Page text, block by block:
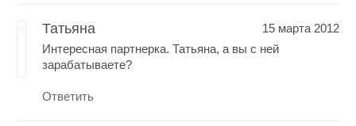
Татьяна
15 марта 2012
Интересная партнерка. Татьяна, а вы с ней
зарабатываете?
Ответить